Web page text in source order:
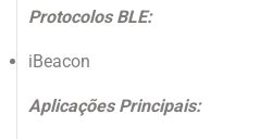
Protocolos BLE:
iBeacon
Aplicações Principais: